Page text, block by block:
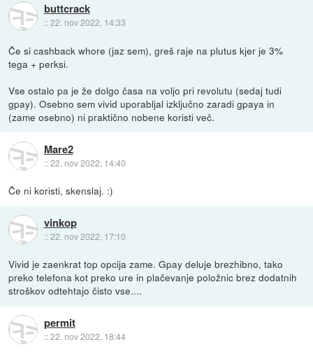
buttcrack
::22. nov 2022, 14:33
Če si cashback whore (jaz sem), greš raje na plutus kjer je 3%
tega + perksi.
Vse ostalo pa je že dolgo časa na voljo pri revolutu (sedaj tudi
gpay). Osebno sem vivid uporabljal izključno zaradi gpaya in
(zame osebno) ni praktično nobene koristi več.
Mare2
::22. nov 2022, 14:40
Če ni koristi, skenslaj. :)
vinkop
::22. nov 2022, 17:10
Vivid je zaenkrat top opcija zame. Gpay deluje brezhibno, tako
preko telefona kot preko ure in plačevanje položnic brez dodatnih
stroškov odtehtajo čisto vse....
permit
::22. nov 2022, 18:44